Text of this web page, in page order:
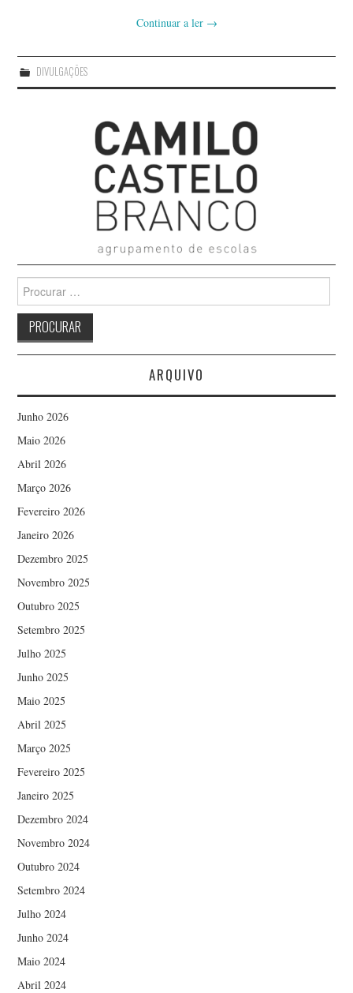
Continuar a ler →
DIVULGAÇÕES
for:
ARQUIVO
Junho 2026
Maio 2026
Abril 2026
Março 2026
Fevereiro 2026
Janeiro 2026
Dezembro 2025
Novembro 2025
Outubro 2025
Setembro 2025
Julho 2025
Junho 2025
Maio 2025
Abril 2025
Março 2025
Fevereiro 2025
Janeiro 2025
Dezembro 2024
Novembro 2024
Outubro 2024
Setembro 2024
Julho 2024
Junho 2024
Maio 2024
Abril 2024